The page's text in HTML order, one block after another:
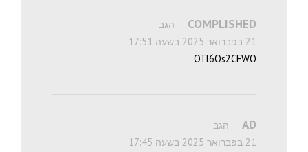
COMPLISHED
הגב
21 בפברואר 2025 בשעה 17:51
OTl6Os2CFWO
AD
הגב
21 בפברואר 2025 בשעה 17:45